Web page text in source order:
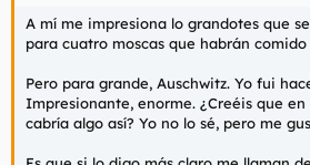
A mí me impresiona lo grandotes que
para cuatro moscas que habrán comido
Pero para grande, Auschwitz. Yo fui
Impresionante, enorme. ¿Creéis que
cabría algo así? Yo no lo sé, pero me